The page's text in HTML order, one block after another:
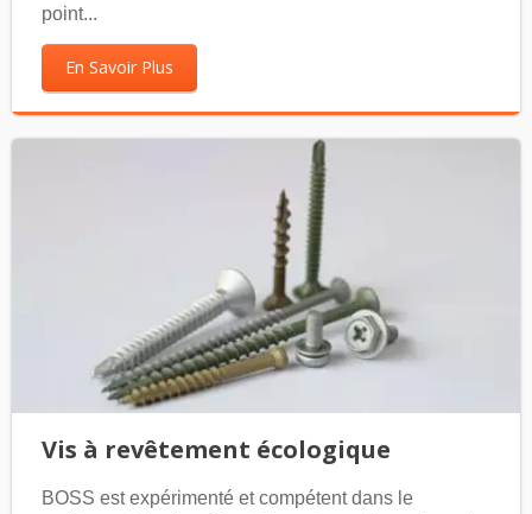
point...
En Savoir Plus
Vis à revêtement écologique
BOSS est expérimenté et compétent dans le